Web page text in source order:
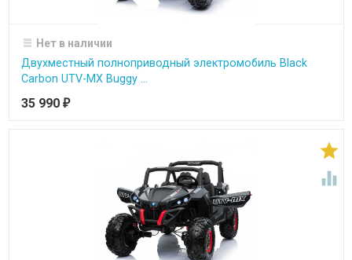
Нет в наличии
Двухместный полноприводный электромобиль Black
Carbon UTV-MX Buggy ...
35 990 ₽

